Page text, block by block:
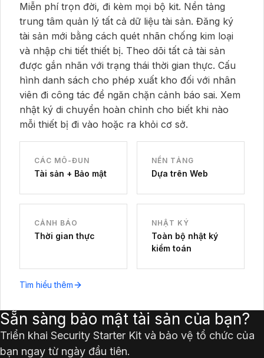
Miễn phí trọn đời, đi kèm mọi bộ kit. Nền tảng
trung tâm quản lý tất cả dữ liệu tài sản. Đăng ký
tài sản mới bằng cách quét nhãn chống kim loại
và nhập chi tiết thiết bị. Theo dõi tất cả tài sản
được gắn nhãn với trạng thái thời gian thực. Cấu
hình danh sách cho phép xuất kho đối với nhân
viên đi công tác để ngăn chặn cảnh báo sai. Xem
nhật ký di chuyển hoàn chỉnh cho biết khi nào
mỗi thiết bị đi vào hoặc ra khỏi cơ sở.
CÁC MÔ-ĐUN
Tài sản + Bảo mật
NỀN TẢNG
Dựa trên Web
CẢNH BÁO
Thời gian thực
NHẬT KÝ
Toàn bộ nhật ký
kiểm toán
Tìm hiểu thêm
Sẵn sàng bảo mật tài sản của bạn?
Triển khai Security Starter Kit và bảo vệ tổ chức của
bạn ngay từ ngày đầu tiên.